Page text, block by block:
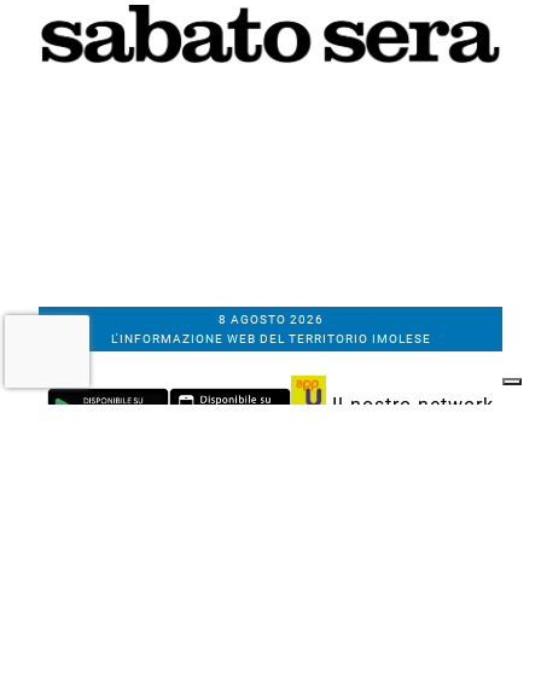
8 AGOSTO 2026
L'INFORMAZIONE WEB DEL TERRITORIO IMOLESE
Il nostro network